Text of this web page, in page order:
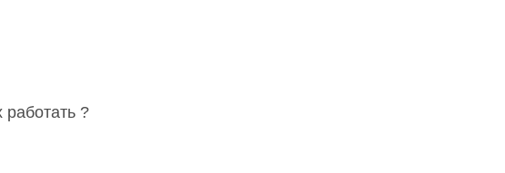
работать ?